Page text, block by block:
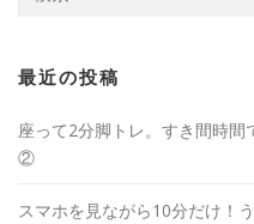
最近の投稿
座って2分脚トレ。すき間時
②
スマホを見ながら10分だけ！